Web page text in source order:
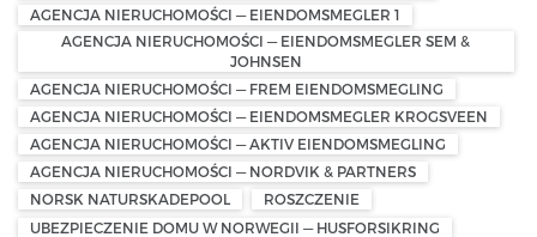
AGENCJA NIERUCHOMOŚCI — EIENDOMSMEGLER 1
AGENCJA NIERUCHOMOŚCI — EIENDOMSMEGLER SEM &
JOHNSEN
AGENCJA NIERUCHOMOŚCI — FREM EIENDOMSMEGLING
AGENCJA NIERUCHOMOŚCI — EIENDOMSMEGLER KROGSVEEN
AGENCJA NIERUCHOMOŚCI — AKTIV EIENDOMSMEGLING
AGENCJA NIERUCHOMOŚCI — NORDVIK & PARTNERS
NORSK NATURSKADEPOOL
ROSZCZENIE
UBEZPIECZENIE DOMU W NORWEGII — HUSFORSIKRING